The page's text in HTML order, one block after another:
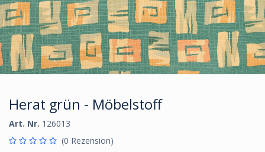
Herat grün - Möbelstoff
Art. Nr. 126013
(0 Rezension)